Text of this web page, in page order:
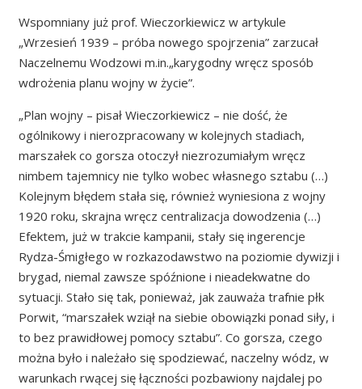
Wspomniany już prof. Wieczorkiewicz w artykule
„Wrzesień 1939 – próba nowego spojrzenia” zarzucał
Naczelnemu Wodzowi m.in.„karygodny wręcz sposób
wdrożenia planu wojny w życie”.
„Plan wojny – pisał Wieczorkiewicz – nie dość, że
ogólnikowy i nierozpracowany w kolejnych stadiach,
marszałek co gorsza otoczył niezrozumiałym wręcz
nimbem tajemnicy nie tylko wobec własnego sztabu (…)
Kolejnym błędem stała się, również wyniesiona z wojny
1920 roku, skrajna wręcz centralizacja dowodzenia (…)
Efektem, już w trakcie kampanii, stały się ingerencje
Rydza-Śmigłego w rozkazodawstwo na poziomie dywizji i
brygad, niemal zawsze spóźnione i nieadekwatne do
sytuacji. Stało się tak, ponieważ, jak zauważa trafnie płk
Porwit, “marszałek wziął na siebie obowiązki ponad siły, i
to bez prawidłowej pomocy sztabu”. Co gorsza, czego
można było i należało się spodziewać, naczelny wódz, w
warunkach rwącej się łączności pozbawiony najdalej po